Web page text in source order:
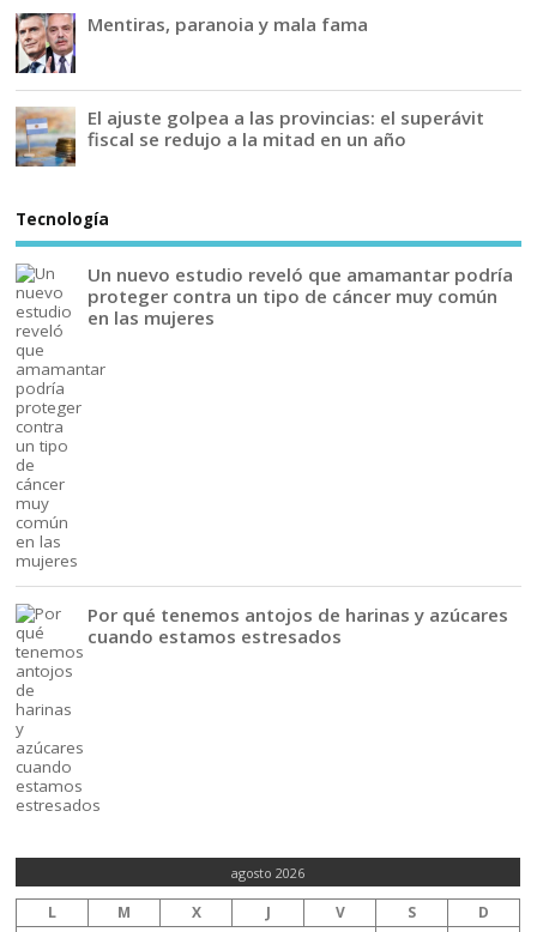
Mentiras, paranoia y mala fama
El ajuste golpea a las provincias: el superávit
fiscal se redujo a la mitad en un año
Tecnología
Un nuevo estudio reveló que amamantar podría
proteger contra un tipo de cáncer muy común
en las mujeres
Por qué tenemos antojos de harinas y azúcares
cuando estamos estresados
agosto 2026
L M X J V S
D